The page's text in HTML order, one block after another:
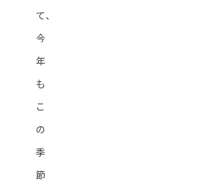
て、
今
年
も
こ
の
季
節